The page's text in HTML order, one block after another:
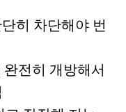
히 차단해야 번
전히 개방해서